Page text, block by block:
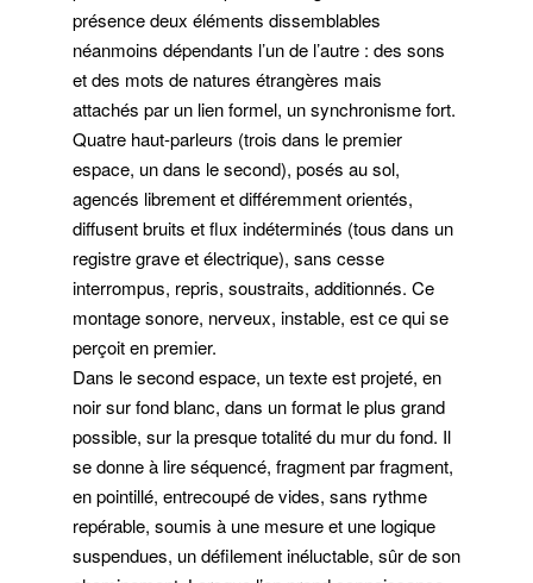
présence deux éléments dissemblables
néanmoins dépendants l’un de l’autre : des sons
et des mots de natures étrangères mais
attachés par un lien formel, un synchronisme fort.
Quatre haut-parleurs (trois dans le premier
espace, un dans le second), posés au sol,
agencés librement et différemment orientés,
diffusent bruits et flux indéterminés (tous dans un
registre grave et électrique), sans cesse
interrompus, repris, soustraits, additionnés. Ce
montage sonore, nerveux, instable, est ce qui se
perçoit en premier.
Dans le second espace, un texte est projeté, en
noir sur fond blanc, dans un format le plus grand
possible, sur la presque totalité du mur du fond. Il
se donne à lire séquencé, fragment par fragment,
en pointillé, entrecoupé de vides, sans rythme
repérable, soumis à une mesure et une logique
suspendues, un défilement inéluctable, sûr de son